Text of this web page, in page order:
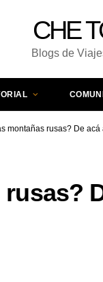
CHE
Blogs de
montañas rusas? De